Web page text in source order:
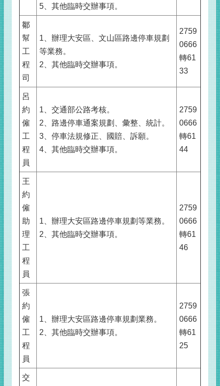
5、其他臨時交辦事項。
鄒
幫
工
程
司
1、辦理大安區、文山區路邊停車規劃
等業務。
2、其他臨時交辦事項。
2759
0666
轉61
33
呂
約
僱
工
程
員
1、交通部公路考核。
2、路邊停車通案規劃、彙整、統計。
3、停車法規修正、國賠、訴願。
4、其他臨時交辦事項。
2759
0666
轉61
44
王
約
僱
助
理
工
程
員
1、辦理大安區路邊停車規劃等業務。
2、其他臨時交辦事項。
2759
0666
轉61
46
張
約
僱
工
程
員
1、辦理大安區路邊停車規劃業務。
2、其他臨時交辦事項。
2759
0666
轉61
25
交